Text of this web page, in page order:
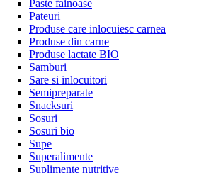
Paste fainoase
Pateuri
Produse care inlocuiesc carnea
Produse din carne
Produse lactate BIO
Samburi
Sare si inlocuitori
Semipreparate
Snacksuri
Sosuri
Sosuri bio
Supe
Superalimente
Suplimente nutritive